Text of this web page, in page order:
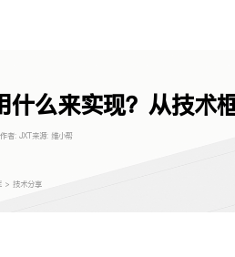
什么来实现？从技术
作者: JXT来源: 维小帮
> 技术分享